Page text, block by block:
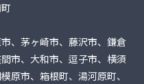
、茅ヶ崎市、藤沢市、鎌倉
市、大和市、逗子市、横須
原市、箱根町、湯河原町、